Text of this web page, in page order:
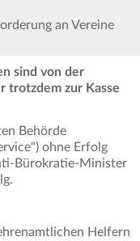
an Vereine
sind von der
trotzdem zur Kasse
Behörde
ohne Erfolg
Bürokratie-Minister
Helfern